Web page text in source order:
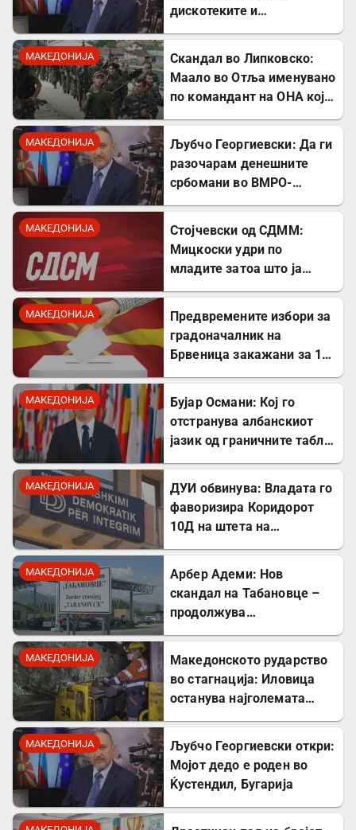
дискотеките и
сликата
МАКЕДОНИЈА
Скандал во Липковско:
Маало во Отља именувано
по командант на ОНА кој
МАКЕДОНИЈА
Љубчо Георгиевски: Да ги
разочарам денешните
србомани во ВМРО-
против Србославија
МАКЕДОНИЈА
Стојчевски од СДММ:
Мицкоски удри по
младите затоа што ја
МАКЕДОНИЈА
Предвремените избори за
градоначалник на
Брвеница закажани за 18
МАКЕДОНИЈА
Бујар Османи: Кој го
отстранува албанскиот
јазик од граничните табли,
МАКЕДОНИЈА
ДУИ обвинува: Владата го
фаворизира Коридорот
10Д на штета на
МАКЕДОНИЈА
Арбер Адеми: Нов
скандал на Табановце –
продолжува
МАКЕДОНИЈА
Македонското рударство
во стагнација: Иловица
останува најголемата
МАКЕДОНИЈА
Љубчо Георгиевски откри:
Мојот дедо е роден во
Ќустендил, Бугарија